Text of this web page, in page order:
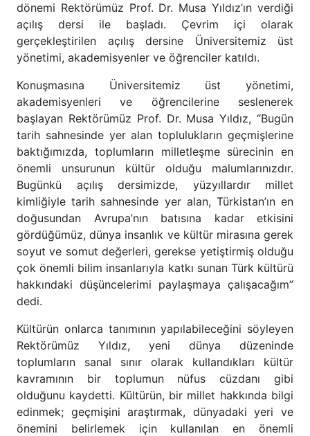
dönemi Rektörümüz Prof. Dr. Musa Yıldız’ın verdiği
açılış dersi ile başladı. Çevrim içi olarak
gerçekleştirilen açılış dersine Üniversitemiz üst
yönetimi, akademisyenler ve öğrenciler katıldı.
Konuşmasına Üniversitemiz üst yönetimi,
akademisyenleri ve öğrencilerine seslenerek
başlayan Rektörümüz Prof. Dr. Musa Yıldız, “Bugün
tarih sahnesinde yer alan toplulukların geçmişlerine
baktığımızda, toplumların milletleşme sürecinin en
önemli unsurunun kültür olduğu malumlarınızdır.
Bugünkü açılış dersimizde, yüzyıllardır millet
kimliğiyle tarih sahnesinde yer alan, Türkistan’ın en
doğusundan Avrupa’nın batısına kadar etkisini
gördüğümüz, dünya insanlık ve kültür mirasına gerek
soyut ve somut değerleri, gerekse yetiştirmiş olduğu
çok önemli bilim insanlarıyla katkı sunan Türk kültürü
hakkındaki düşüncelerimi paylaşmaya çalışacağım”
dedi.
Kültürün onlarca tanımının yapılabileceğini söyleyen
Rektörümüz Yıldız, yeni dünya düzeninde
toplumların sanal sınır olarak kullandıkları kültür
kavramının bir toplumun nüfus cüzdanı gibi
olduğunu kaydetti. Kültürün, bir millet hakkında bilgi
edinmek; geçmişini araştırmak, dünyadaki yeri ve
önemini belirlemek için kullanılan en önemli